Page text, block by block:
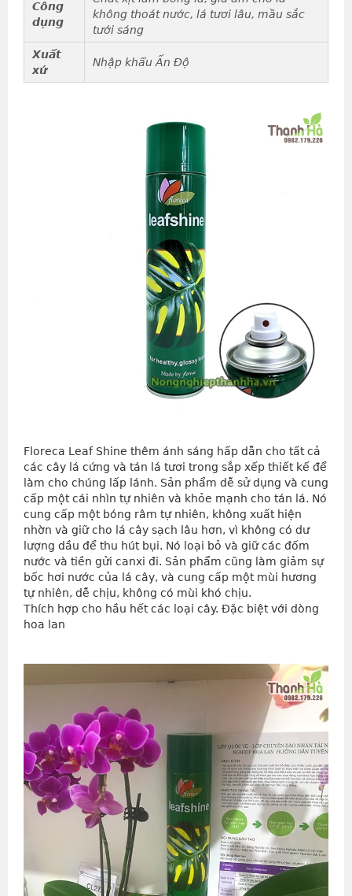
Công
dụng
không thoát nước, lá tươi lâu, mầu sắc
tưới sáng
Xuất
xứ
Nhập khẩu Ấn Độ
Floreca Leaf Shine thêm ánh sáng hấp dẫn cho tất cả
các cây lá cứng và tán lá tươi trong sắp xếp thiết kế để
làm cho chúng lấp lánh. Sản phẩm dễ sử dụng và cung
cấp một cái nhìn tự nhiên và khỏe mạnh cho tán lá. Nó
cung cấp một bóng râm tự nhiên, không xuất hiện
nhờn và giữ cho lá cây sạch lâu hơn, vì không có dư
lượng dầu để thu hút bụi. Nó loại bỏ và giữ các đốm
nước và tiền gửi canxi đi. Sản phẩm cũng làm giảm sự
bốc hơi nước của lá cây, và cung cấp một mùi hương
tự nhiên, dễ chịu, không có mùi khó chịu.
Thích hợp cho hầu hết các loại cây. Đặc biệt với dòng
hoa lan